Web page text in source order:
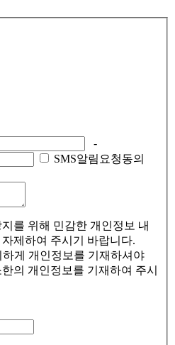
-
SMS알림요청동의
를 위해 민감한 개인정보 내
제하여 주시기 바랍니다.
게 개인정보를 기재하셔야
의 개인정보를 기재하여 주시